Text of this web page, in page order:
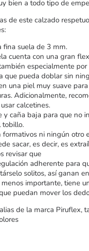
bien a todo tipo de
de este calzado
fina suela de 3 mm.
cuenta con una gran
especialmente
que pueda doblar sin
una piel muy suave
Adicionalmente,
calcetines.
y caña baja para que no
tobillo.
formativos ni ningún otro
sacar, es decir, es
revisar que
adherente para
solitos, así ganan
importante, tiene
puedan mover los
de la marca Piruflex,